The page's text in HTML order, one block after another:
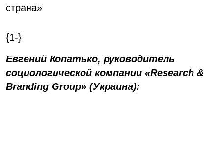
страна»
{1-}
Евгений Копатько, руководитель
социологической компании «Research &
Branding Group» (Украина):